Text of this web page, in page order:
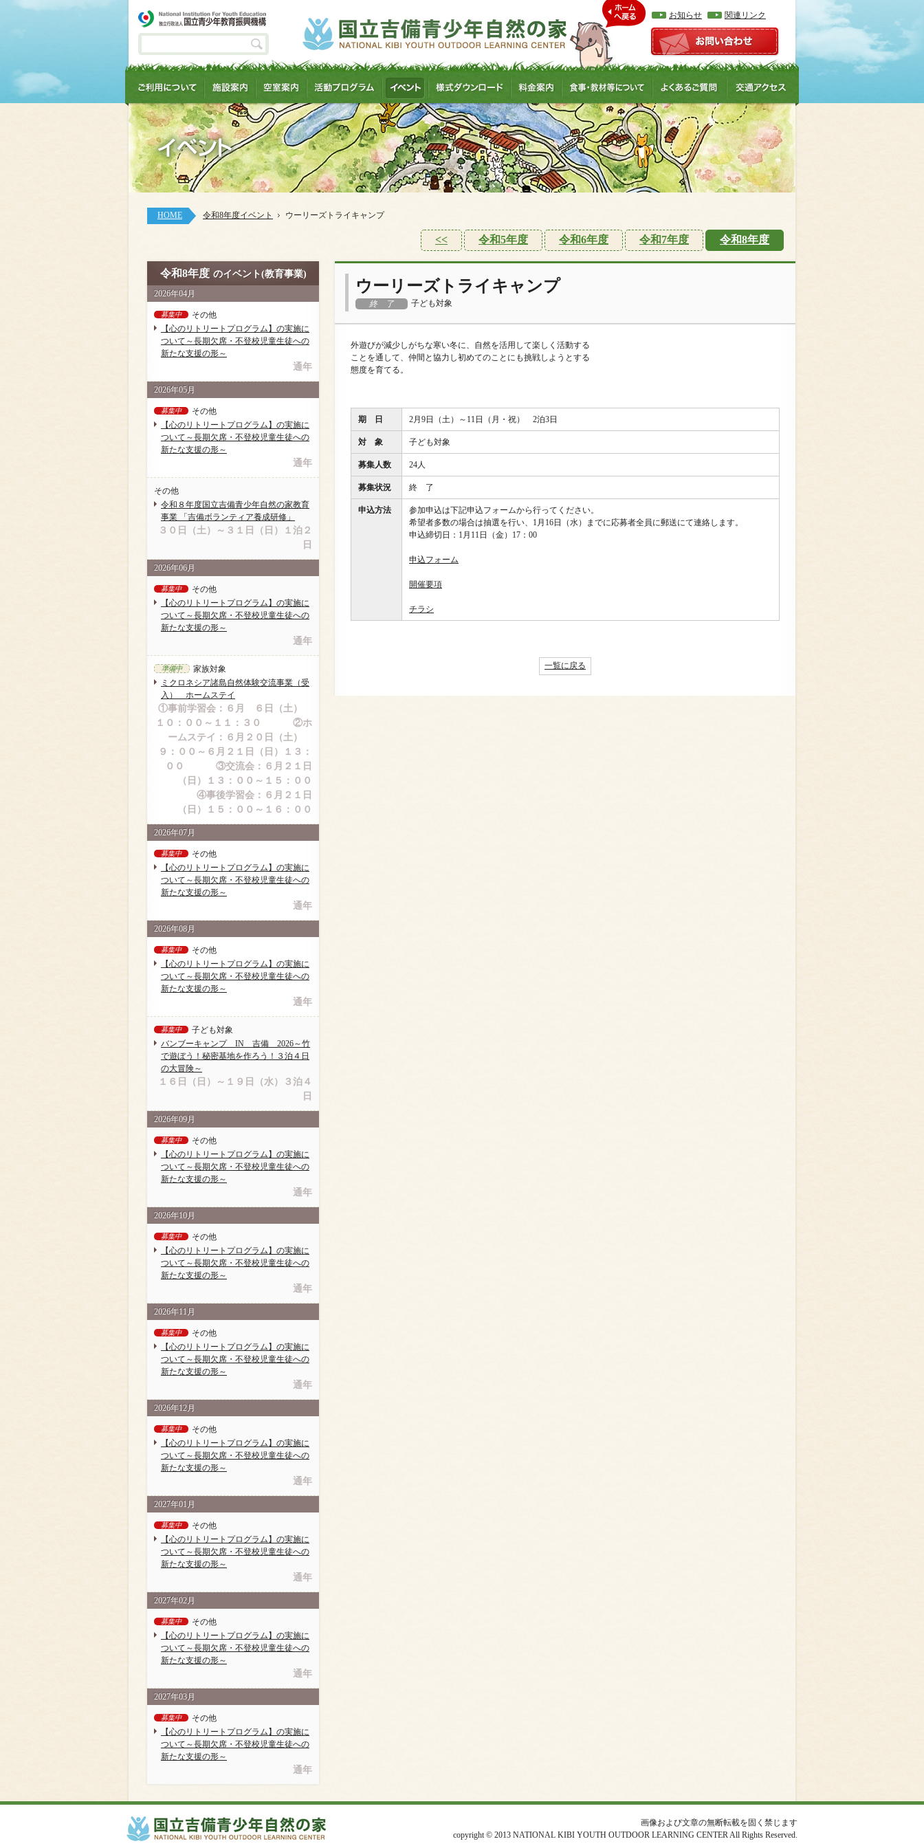
お知らせ 関連リンク
HOME 令和8年度イベント ウーリーズトライキャンプ
<< 令和5年度 令和6年度 令和7年度 令和8年度
ウーリーズトライキャンプ
終 了 子ども対象
外遊びが減少しがちな寒い冬に、自然を活用して楽しく活動する
ことを通して、仲間と協力し初めてのことにも挑戦しようとする
態度を育てる。
期 日 2月9日（土）～11日（月・祝） 2泊3日
対 象 子ども対象
募集人数 24人
募集状況 終 了
申込方法
参加申込は下記申込フォームから行ってください。
希望者多数の場合は抽選を行い、1月16日（水）までに応募者全員に郵送にて連絡します。
申込締切日：1月11日（金）17：00
申込フォーム
開催要項
チラシ
一覧に戻る
令和8年度 のイベント(教育事業)
2026年04月
募集中
その他
【心のリトリートプログラム】の実施に
ついて～長期欠席・不登校児童生徒への
新たな支援の形～
通年
2026年05月
募集中
その他
【心のリトリートプログラム】の実施に
ついて～長期欠席・不登校児童生徒への
新たな支援の形～
通年
その他
令和８年度国立吉備青少年自然の家教育
事業 「吉備ボランティア養成研修」
３０日（土）～３１日（日）１泊２
日
2026年06月
募集中
その他
【心のリトリートプログラム】の実施に
ついて～長期欠席・不登校児童生徒への
新たな支援の形～
通年
準備中
家族対象
ミクロネシア諸島自然体験交流事業（受
入） ホームステイ
①事前学習会：６月 ６日（土）
１０：００～１１：３０ ②ホ
ームステイ：６月２０日（土）
９：００～６月２１日（日）１３：
００ ③交流会：６月２１日
（日）１３：００～１５：００
④事後学習会：６月２１日
（日）１５：００～１６：００
2026年07月
募集中
その他
【心のリトリートプログラム】の実施に
ついて～長期欠席・不登校児童生徒への
新たな支援の形～
通年
2026年08月
募集中
その他
【心のリトリートプログラム】の実施に
ついて～長期欠席・不登校児童生徒への
新たな支援の形～
通年
募集中
子ども対象
バンブーキャンプ IN 吉備 2026～竹
で遊ぼう！秘密基地を作ろう！３泊４日
の大冒険～
１６日（日）～１９日（水）３泊４
日
2026年09月
募集中
その他
【心のリトリートプログラム】の実施に
ついて～長期欠席・不登校児童生徒への
新たな支援の形～
通年
2026年10月
募集中
その他
【心のリトリートプログラム】の実施に
ついて～長期欠席・不登校児童生徒への
新たな支援の形～
通年
2026年11月
募集中
その他
【心のリトリートプログラム】の実施に
ついて～長期欠席・不登校児童生徒への
新たな支援の形～
通年
2026年12月
募集中
その他
【心のリトリートプログラム】の実施に
ついて～長期欠席・不登校児童生徒への
新たな支援の形～
通年
2027年01月
募集中
その他
【心のリトリートプログラム】の実施に
ついて～長期欠席・不登校児童生徒への
新たな支援の形～
通年
2027年02月
募集中
その他
【心のリトリートプログラム】の実施に
ついて～長期欠席・不登校児童生徒への
新たな支援の形～
通年
2027年03月
募集中
その他
【心のリトリートプログラム】の実施に
ついて～長期欠席・不登校児童生徒への
新たな支援の形～
通年
画像および文章の無断転載を固く禁じます
copyright © 2013 NATIONAL KIBI YOUTH OUTDOOR LEARNING CENTER All Rights Reserved.